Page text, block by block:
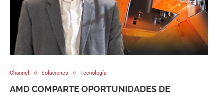
Channel Soluciones Tecnología
AMD COMPARTE OPORTUNIDADES DE